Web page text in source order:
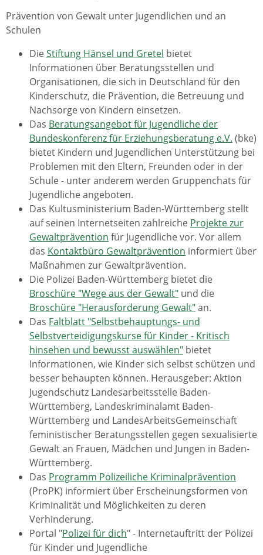
Prävention von Gewalt unter Jugendlichen und an
Schulen
DieStiftung Hänsel und Gretel bietet
Informationen über Beratungsstellen und
Organisationen, die sich in Deutschland für den
Kinderschutz, die Prävention, die Betreuung und
Nachsorge von Kindern einsetzen.
Das Beratungsangebot für Jugendliche der
Bundeskonferenz für Erziehungsberatung e.V. (bke)
bietet Kindern und Jugendlichen Unterstützung bei
Problemen mit den Eltern, Freunden oder in der
Schule - unter anderem werden Gruppenchats für
Jugendliche angeboten.
Das Kultusministerium Baden-Württemberg stellt
auf seinen Internetseiten zahlreiche Projekte zur
Gewaltprävention für Jugendliche vor. Vor allem
das Kontaktbüro Gewaltprävention informiert über
Maßnahmen zur Gewaltprävention.
Die Polizei Baden-Württemberg bietet die
Broschüre "Wege aus der Gewalt" und die
Broschüre "Herausforderung Gewalt"an.
Das Faltblatt "Selbstbehauptungs- und
Selbstverteidigungskurse für Kinder - Kritisch
hinsehen und bewusst auswählen" bietet
Informationen, wie Kinder sich selbst schützen und
besser behaupten können. Herausgeber: Aktion
Jugendschutz Landesarbeitsstelle Baden-
Württemberg, Landeskriminalamt Baden-
Württemberg und LandesArbeitsGemeinschaft
feministischer Beratungsstellen gegen sexualisierte
Gewalt an Frauen, Mädchen und Jungen in Baden-
Württemberg.
Das Programm Polizeiliche Kriminalprävention
(ProPK) informiert über Erscheinungsformen von
Kriminalität und Möglichkeiten zu deren
Verhinderung.
Portal "Polizei für dich" - Internetauftritt der Polizei
für Kinder und Jugendliche